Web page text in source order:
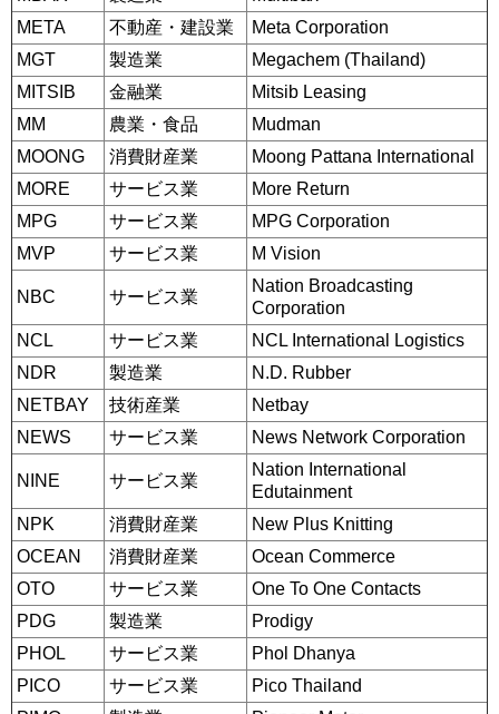
META
不動産・建設業
Meta Corporation
MGT
製造業
Megachem (Thailand)
MITSIB
金融業
Mitsib Leasing
MM
農業・食品
Mudman
MOONG
消費財産業
Moong Pattana International
MORE
サービス業
More Return
MPG
サービス業
MPG Corporation
MVP
サービス業 M Vision
NBC サービス業
Nation Broadcasting
Corporation
NCL
サービス業
NCL International Logistics
NDR
製造業
N.D. Rubber
NETBAY
技術産業
Netbay
NEWS
サービス業 News Network Corporation
NINE サービス業
Nation International
Edutainment
NPK
消費財産業
New Plus Knitting
OCEAN
消費財産業
Ocean Commerce
OTO
サービス業
One To One Contacts
PDG
製造業
Prodigy
PHOL
サービス業
Phol Dhanya
PICO
サービス業
Pico Thailand